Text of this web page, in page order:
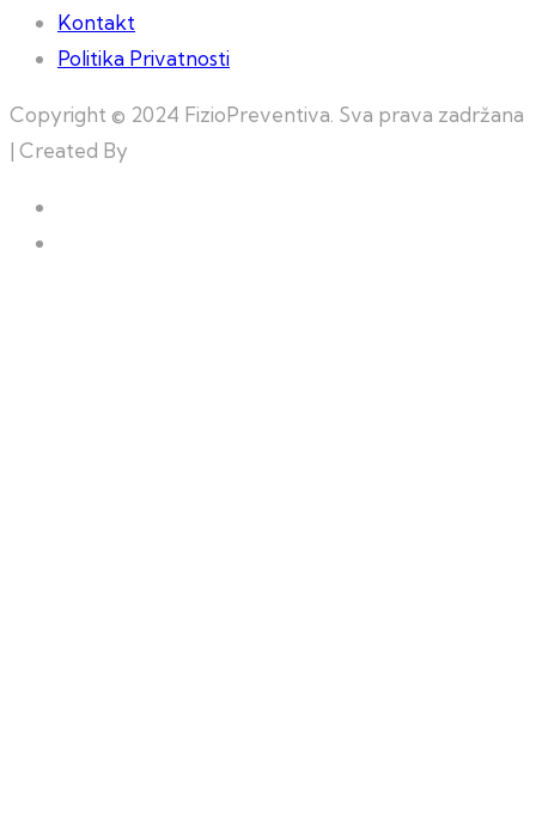
Kontakt
Politika Privatnosti
Copyright © 2024 FizioPreventiva. Sva prava zadržana
| Created By